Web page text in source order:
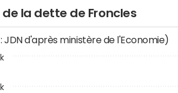
la dette de Froncles
JDN d'après ministère de l'Economie)